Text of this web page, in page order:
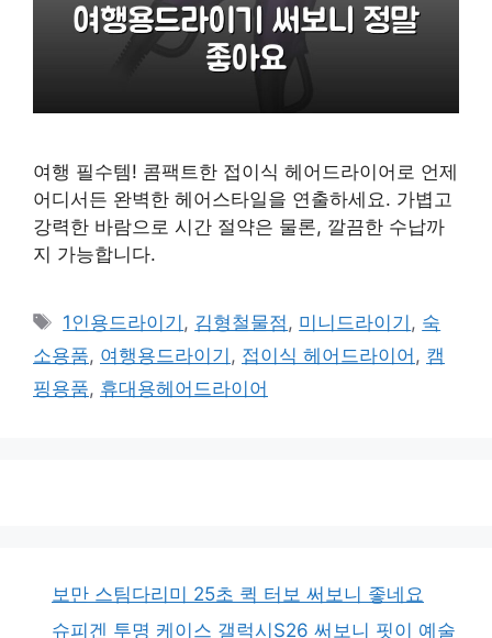
여행 필수템! 콤팩트한 접이식 헤어드라이어로 언제
어디서든 완벽한 헤어스타일을 연출하세요. 가볍고
강력한 바람으로 시간 절약은 물론, 깔끔한 수납까
지 가능합니다.
태
그
1인용드라이기 , 김형철물점 , 미니드라이기 , 숙
소용품, 여행용드라이기 , 접이식 헤어드라이어 , 캠
핑용품, 휴대용헤어드라이어
보만 스팀다리미 25초 퀵 터보 써보니 좋네요
슈피겐 투명 케이스 갤럭시S26 써보니 핏이 예술